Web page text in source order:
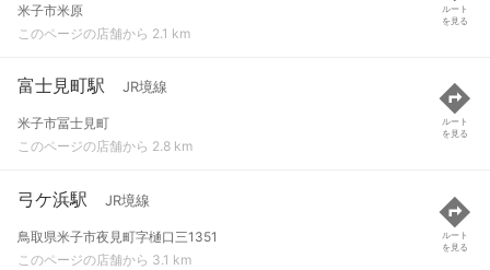
米子市米原
このページの店舗から 2.1 km
ルート
を見る
富士見町駅 JR境線
米子市冨士見町
このページの店舗から 2.8 km
ルート
を見る
弓ケ浜駅 JR境線
鳥取県米子市夜見町字樋口三1351
このページの店舗から 3.1 km
ルート
を見る